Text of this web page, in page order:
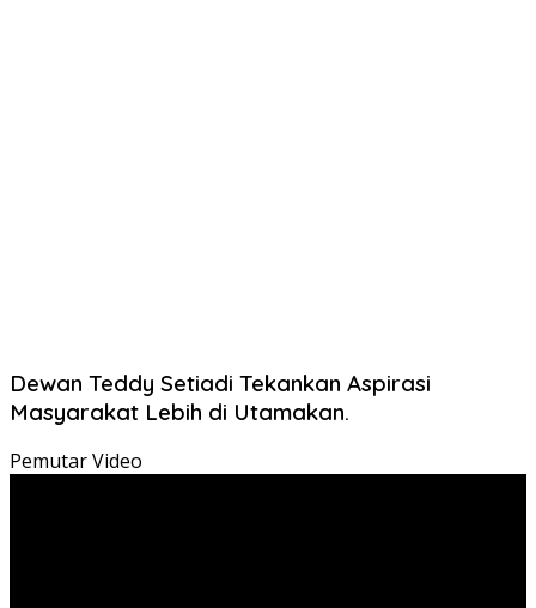
Dewan Teddy Setiadi Tekankan Aspirasi
Masyarakat Lebih di Utamakan.
Pemutar Video